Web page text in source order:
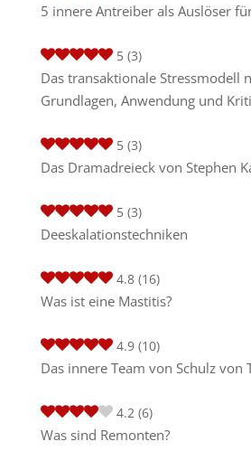
5 innere Antreiber als Auslöser
5 (3)
Das transaktionale Stressmodell
Grundlagen, Anwendung und
5 (3)
Das Dramadreieck von Stephen
5 (3)
Deeskalationstechniken
4.8 (16)
Was ist eine Mastitis?
4.9 (10)
Das innere Team von Schulz von
4.2 (6)
Was sind Remonten?